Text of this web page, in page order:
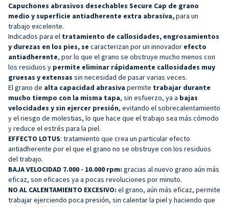
Capuchones abrasivos desechables Secure Cap de grano
medio y superficie antiadherente extra abrasiva,para un
trabajo excelente.
Indicados para el tratamiento de callosidades, engrosamientos
y durezas en los pies, se caracterizan por un innovador efecto
antiadherente, por lo que el grano se obstruye mucho menos con
los residuos y permite eliminar rápidamente callosidades muy
gruesas y extensas sin necesidad de pasar varias veces.
El grano de alta capacidad abrasiva permite trabajar durante
mucho tiempo con la misma tapa, sin esfuerzo, ya a bajas
velocidades y sin ejercer presión, evitando el sobrecalentamiento
y el riesgo de molestias, lo que hace que el trabajo sea más cómodo
y reduce el estrés para la piel.
EFFECTO LOTUS: tratamiento que crea un particular efecto
antiadherente por el que el grano no se obstruye con los residuos
del trabajo.
BAJA VELOCIDAD 7.000 - 10.000 rpm: gracias al nuevo grano aún más
eficaz, son eficaces ya a pocas revoluciones por minuto.
NO AL CALENTAMIENTO EXCESIVO: el grano, aún más eficaz, permite
trabajar ejerciendo poca presión, sin calentar la piel y haciendo que